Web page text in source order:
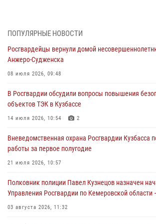
07 августа 2026, 05:32
С 1 сентября 2026 года вступает в силу новый
частной охранной деятельности
06 августа 2026, 10:19
Росгвардейцы задержали предполагаемого
ножевого ранения кемеровчанину
06 августа 2026, 09:18
Росгвардейцы задержали мужчину,
горожанки
06 августа 2026, 08:17
Росгвардейцы пресекли противоправные
новокузнечанку от агрессивного знакомого
06 августа 2026, 07:16
ПОПУЛЯРНЫЕ НОВОСТИ
Росгвардейцы вернули домой
Анжеро-Судженска
08 июля 2026, 09:48
В Росгвардии обсудили вопросы повышения
объектов ТЭК в Кузбассе
14 июля 2026, 10:54 2
Вневедомственная охрана Росгвардии Кузбасса
работы за первое полугодие
21 июля 2026, 10:57
Полковник полиции Павел Кузнецов назначен
Управления Росгвардии по Кемеровской области
03 августа 2026, 11:32